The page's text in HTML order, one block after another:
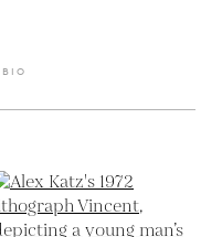
BIO